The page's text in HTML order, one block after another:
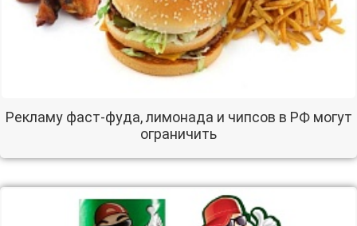
Рекламу фаст-фуда, лимонада и чипсов в РФ могут
ограничить